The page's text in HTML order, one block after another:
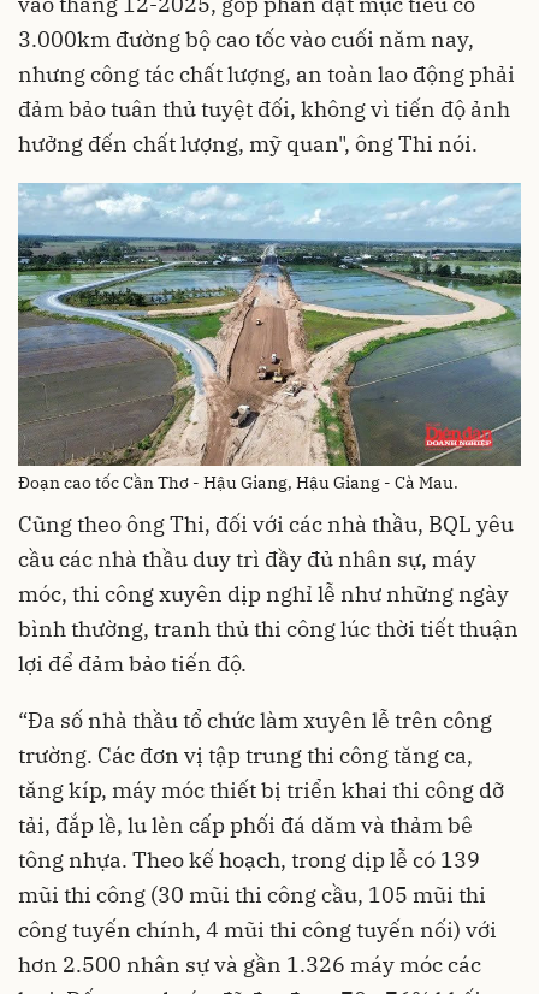
3.000km đường bộ cao tốc vào cuối năm nay,
nhưng công tác chất lượng, an toàn lao động phải
đảm bảo tuân thủ tuyệt đối, không vì tiến độ ảnh
hưởng đến chất lượng, mỹ quan", ông Thi nói.
Đoạn cao tốc Cần Thơ - Hậu Giang, Hậu Giang - Cà Mau.
Cũng theo ông Thi, đối với các nhà thầu, BQL yêu
cầu các nhà thầu duy trì đầy đủ nhân sự, máy
móc, thi công xuyên dịp nghỉ lễ như những ngày
bình thường, tranh thủ thi công lúc thời tiết thuận
lợi để đảm bảo tiến độ.
“Đa số nhà thầu tổ chức làm xuyên lễ trên công
trường. Các đơn vị tập trung thi công tăng ca,
tăng kíp, máy móc thiết bị triển khai thi công dỡ
tải, đắp lề, lu lèn cấp phối đá dăm và thảm bê
tông nhựa. Theo kế hoạch, trong dịp lễ có 139
mũi thi công (30 mũi thi công cầu, 105 mũi thi
công tuyến chính, 4 mũi thi công tuyến nối) với
hơn 2.500 nhân sự và gần 1.326 máy móc các